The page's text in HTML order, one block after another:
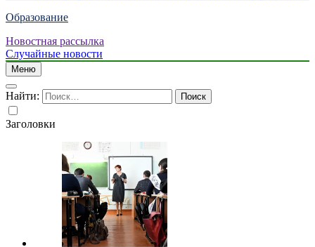
Образование
Новостная рассылка
Случайные новости
Меню
Найти:
Заголовки